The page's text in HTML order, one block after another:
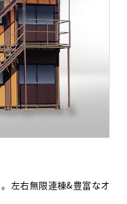
左右無限連棟&豊富なオ